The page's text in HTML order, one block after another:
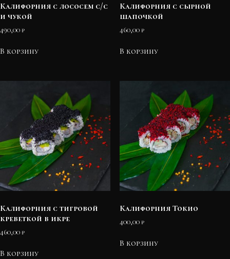
Калифорния с лососем с/с
и чукой
490,00 ₽
В корзину
Калифорния с сырной
шапочкой
460,00 ₽
В корзину
Калифорния с тигровой
креветкой в икре
460,00 ₽
В корзину
Калифорния Токио
400,00 ₽
В корзину